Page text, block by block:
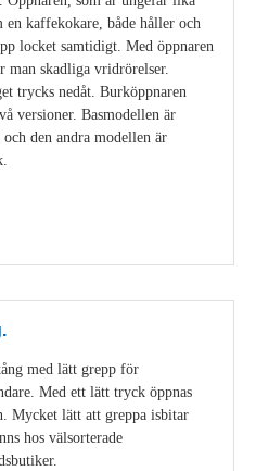
en kaffekokare, både håller och
locket samtidigt. Med öppnaren
man skadliga vridrörelser.
trycks nedåt. Burköppnaren
versioner. Basmodellen är
den andra modellen är
med lätt grepp för
Med ett lätt tryck öppnas
Mycket lätt att greppa isbitar
hos välsorterade